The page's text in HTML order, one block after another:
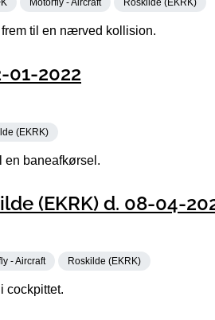
Motorfly - Aircraft Roskilde (EKRK)
til en nærved kollision.
01-2022
(EKRK)
en baneafkørsel.
(EKRK) d. 08-04-
- Aircraft Roskilde (EKRK)
cockpittet.